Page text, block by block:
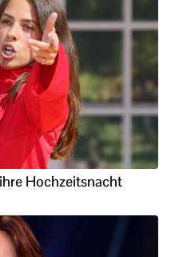
Hochzeitsnacht